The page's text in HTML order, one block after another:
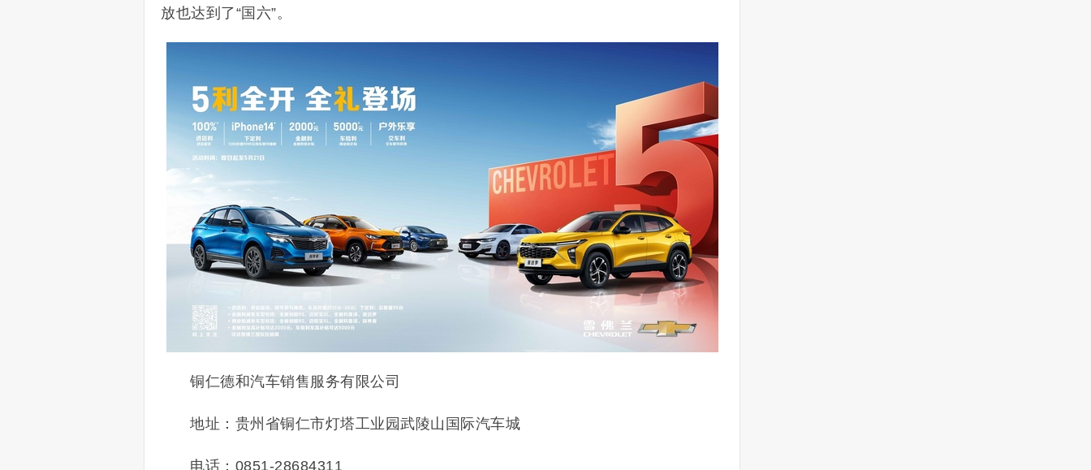
放也达到了“国六”。
铜仁德和汽车销售服务有限公司
地址：贵州省铜仁市灯塔工业园武陵山国际汽车城
电话：0851-28684311